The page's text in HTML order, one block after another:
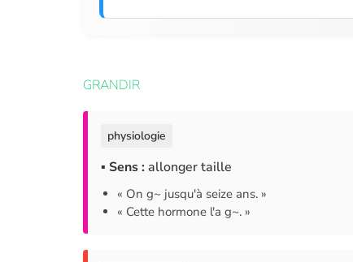
GRANDIR
physiologie
▪ Sens : allonger taille
« On g~ jusqu'à seize ans. »
« Cette hormone l'a g~. »